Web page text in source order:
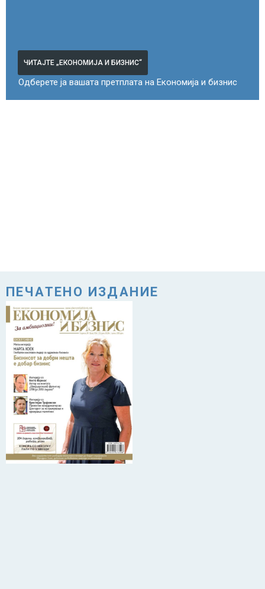
ЧИТАЈТЕ „ЕКОНОМИЈА И БИЗНИС“
Одберете ја вашата претплата на Економија и бизнис
ПЕЧАТЕНО ИЗДАНИЕ